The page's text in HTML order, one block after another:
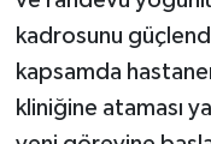
kadrosunu
kapsamda
kliniğine ataması